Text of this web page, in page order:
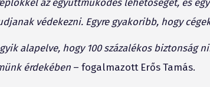
az együttműködés lehetőségét, és
védekezni. Egyre gyakoribb, hogy
alapelve, hogy 100 százalékos
érdekében– fogalmazott Erős Tamás.